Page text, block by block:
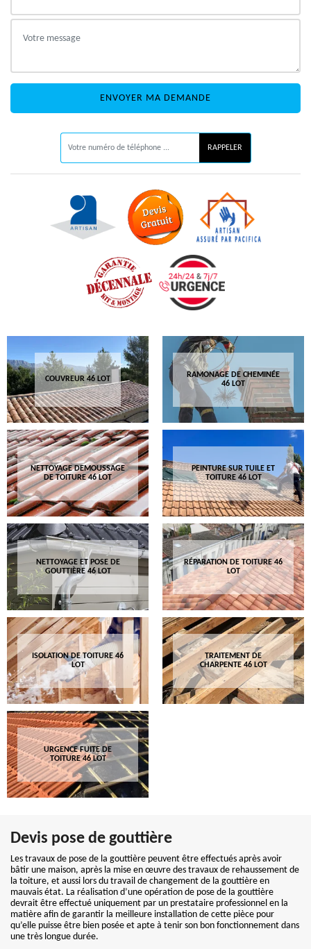
COUVREUR 46 LOT
RAMONAGE DE CHEMINÉE
46 LOT
NETTOYAGE DEMOUSSAGE
DE TOITURE 46 LOT
PEINTURE SUR TUILE ET
TOITURE 46 LOT
NETTOYAGE ET POSE DE
GOUTTIÈRE 46 LOT
RÉPARATION DE TOITURE 46
LOT
ISOLATION DE TOITURE 46
LOT
TRAITEMENT DE
CHARPENTE 46 LOT
URGENCE FUITE DE
TOITURE 46 LOT
Devis pose de gouttière
Les travaux de pose de la gouttière peuvent être effectués après avoir
bâtir une maison, après la mise en œuvre des travaux de rehaussement de
la toiture, et aussi lors du travail de changement de la gouttière en
mauvais état. La réalisation d’une opération de pose de la gouttière
devrait être effectué uniquement par un prestataire professionnel en la
matière afin de garantir la meilleure installation de cette pièce pour
qu’elle puisse être bien posée et apte à tenir son bon fonctionnement dans
une très longue durée.